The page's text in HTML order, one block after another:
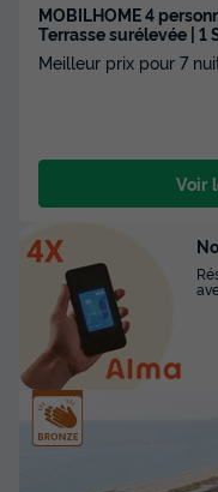
MOBILHOME 4
Terrasse surélevée | 1
Meilleur prix pour 7
Voir